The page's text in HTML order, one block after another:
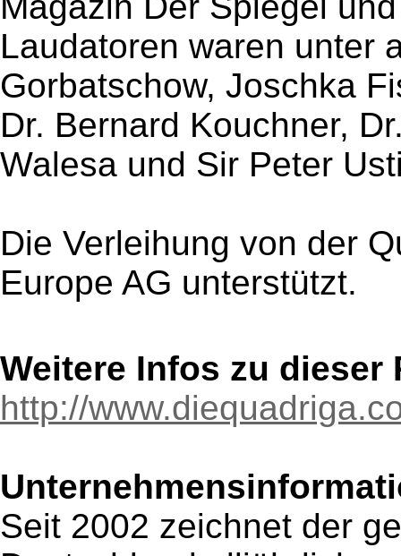
Laudatoren waren unter
Gorbatschow, Joschka
Dr. Bernard Kouchner,
Walesa und Sir Peter
Die Verleihung von der
Europe AG unterstützt.
Weitere Infos zu dieser
http://
Seit 2002 zeichnet der